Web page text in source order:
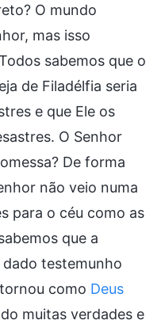
O mundo
mas isso
sabemos que o
de Filadélfia seria
e que Ele os
O Senhor
De forma
não veio numa
para o céu como as
que a
testemunho
como Deus
muitas verdades e